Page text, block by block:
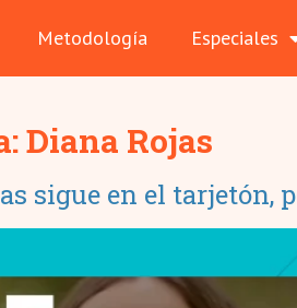
Metodología Especiales
Diana Rojas
sigue en el tarjetón,